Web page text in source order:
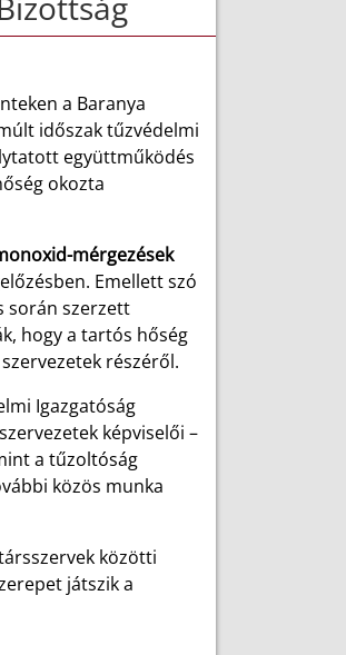
a Baranya
időszak tűzvédelmi
együttműködés
okozta
mérgezések
Emellett szó
során szerzett
hogy a tartós hőség
részéről.
Igazgatóság
képviselői –
a tűzoltóság
közös munka
közötti
játszik a